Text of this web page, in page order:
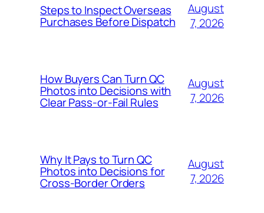
Steps to Inspect Overseas
Purchases Before Dispatch
August
7, 2026
How Buyers Can Turn QC
Photos into Decisions with
Clear Pass-or-Fail Rules
August
7, 2026
Why It Pays to Turn QC
Photos into Decisions for
Cross-Border Orders
August
7, 2026